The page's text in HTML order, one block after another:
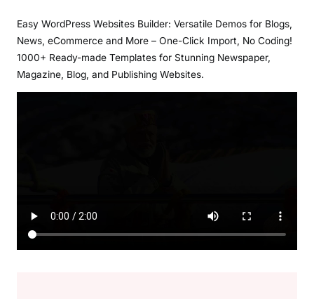
Easy WordPress Websites Builder: Versatile Demos for Blogs,
News, eCommerce and More – One-Click Import, No Coding!
1000+ Ready-made Templates for Stunning Newspaper,
Magazine, Blog, and Publishing Websites.